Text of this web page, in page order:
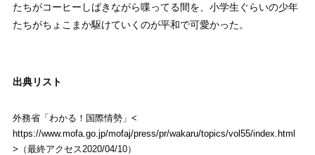
たちがコーヒーしばきながら喋ってる間を、小学生ぐらいの少年
たちがちょこまか駆けていくのが平和で可愛かった。
出典リスト
外務省「わかる！国際情勢」<
https://www.mofa.go.jp/mofaj/press/pr/wakaru/topics/vol55/index.html
>（最終アクセス2020/04/10）